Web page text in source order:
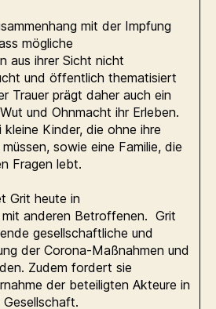
mit der Impfung
mögliche
aus ihrer Sicht nicht
und öffentlich thematisiert
Trauer prägt daher auch ein
und Ohnmacht ihr Erleben.
Kinder, die ohne ihre
sowie eine Familie, die
Fragen lebt.
Grit heute in
anderen Betroffenen. Grit
gesellschaftliche und
der Corona-Maßnahmen und
Zudem fordert sie
der beteiligten Akteure in